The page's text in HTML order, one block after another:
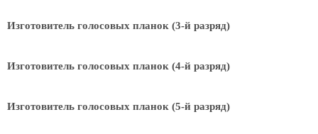
Изготовитель голосовых планок (3-й разряд)
Изготовитель голосовых планок (4-й разряд)
Изготовитель голосовых планок (5-й разряд)